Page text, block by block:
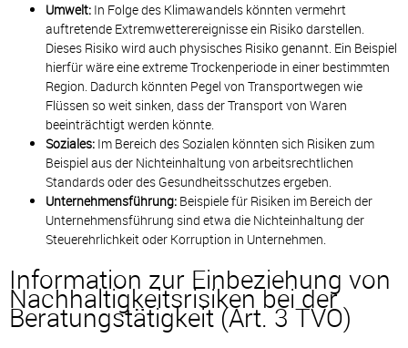
Umwelt: In Folge des Klimawandels könnten vermehrt
auftretende Extremwetterereignisse ein Risiko darstellen.
Dieses Risiko wird auch physisches Risiko genannt. Ein Beispiel
hierfür wäre eine extreme Trockenperiode in einer bestimmten
Region. Dadurch könnten Pegel von Transportwegen wie
Flüssen so weit sinken, dass der Transport von Waren
beeinträchtigt werden könnte.
Soziales: Im Bereich des Sozialen könnten sich Risiken zum
Beispiel aus der Nichteinhaltung von arbeitsrechtlichen
Standards oder des Gesundheitsschutzes ergeben.
Unternehmensführung: Beispiele für Risiken im Bereich der
Unternehmensführung sind etwa die Nichteinhaltung der
Steuerehrlichkeit oder Korruption in Unternehmen.
Information zur Einbeziehung von
Nachhaltigkeitsrisiken bei der
Beratungstätigkeit (Art. 3 TVO)